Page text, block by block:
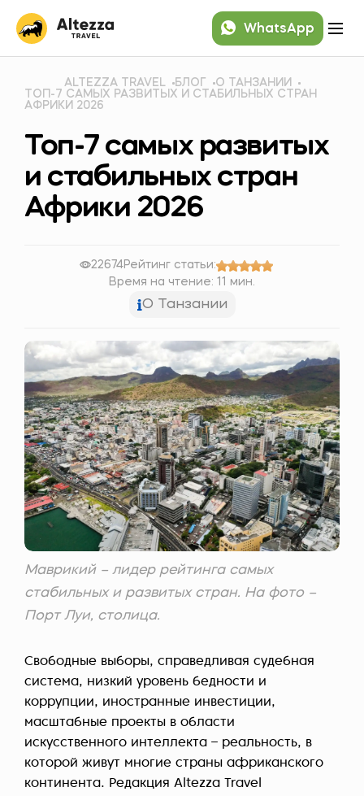
WhatsApp
ALTEZZA TRAVEL БЛОГ
О ТАНЗАНИИ
ТОП-7 САМЫХ РАЗВИТЫХ И СТАБИЛЬНЫХ СТРАН
АФРИКИ 2026
Топ-7 самых развитых
и стабильных стран
Африки 2026
22674Рейтинг статьи:
Время на чтение: 11 мин.
О Танзании
Маврикий – лидер рейтинга самых
стабильных и развитых стран. На фото –
Порт Луи, столица.
Свободные выборы, справедливая судебная
система, низкий уровень бедности и
коррупции, иностранные инвестиции,
масштабные проекты в области
искусственного интеллекта – реальность, в
которой живут многие страны африканского
континента. Редакция Altezza Travel